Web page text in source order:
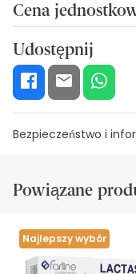
Cena
Udostępnij
Bezpieczeństwo i
Informacje o
Suplementy
substytuty
zdrowego stylu
Powiązane
Najlepszy wybór